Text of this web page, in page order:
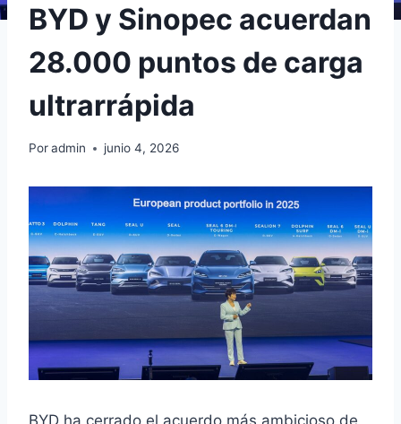
BYD y Sinopec acuerdan
28.000 puntos de carga
ultrarrápida
Poradmin junio 4, 2026